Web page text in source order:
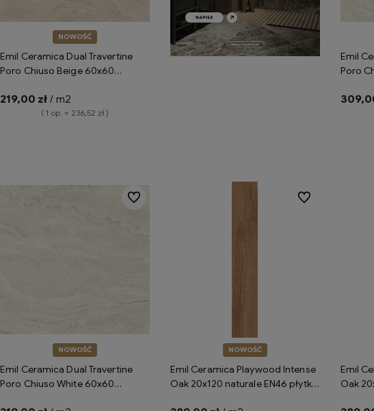
NOWOŚĆ
Emil Ceramica Dual Travertine
Poro Chiuso Beige 60x60
imitujące trawertyn
219,00 zł / m2
( 1 op. = 236,52 zł )
Emil
Poro
NOWOŚĆ
Emil Ceramica Dual Travertine
Poro Chiuso White 60x60
Do ulubionych
NOWOŚĆ
Emil Ceramica Playwood Intense
Oak 20x120 naturale EN46 płytka
Do ulubionych
Emil
Oak